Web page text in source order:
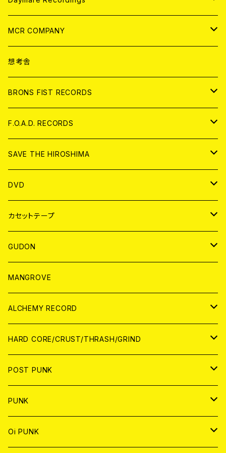
ANALOG
CD
ANALOG
MCR COMPANY
CD
アパレル
ANALOG
想考舎
BRONS FIST RECORDS
CD
ANALOG
F.O.A.D. RECORDS
CD
ANALOG
SAVE THE HIROSHIMA
アパレル
BADGE
DVD
JAPAN
WORLD
カセットテープ
JAPAN
WORLD
GUDON
アパレル
PATCH
アナログ
DIGITAL CONTENTS
MANGROVE
ALCHEMY RECORD
CD
ANALOG
HARD CORE/CRUST/THRASH/GRIND
JAPAN
CD
ANALOG
WORLD
CD
POST PUNK
CD
JAPAN
ANALOG
PUNK
JAPAN
Oi PUNK